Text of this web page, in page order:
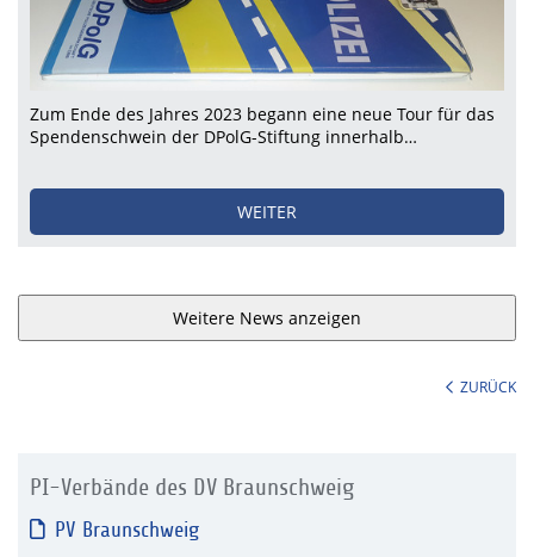
Zum Ende des Jahres 2023 begann eine neue Tour für das
Spendenschwein der DPolG-Stiftung innerhalb…
WEITER
Weitere News anzeigen
ZURÜCK
PI-Verbände des DV Braunschweig
PV Braunschweig